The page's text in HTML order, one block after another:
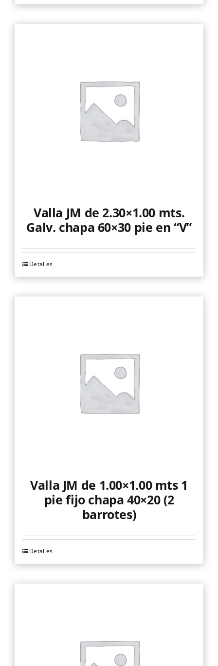
Valla JM de 2.30×1.00 mts.
Galv. chapa 60×30 pie en “V”
Detalles
Valla JM de 1.00×1.00 mts 1
pie fijo chapa 40×20 (2
barrotes)
Detalles